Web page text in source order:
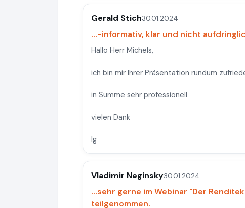
Gerald Stich30.01.2024
...-informativ, klar und nicht
Hallo Herr Michels,
ich bin mir Ihrer Präsentation rundum
in Summe sehr professionell
vielen Dank
lg
Vladimir Neginsky30.01.2024
...sehr gerne im Webinar "Der
teilgenommen.